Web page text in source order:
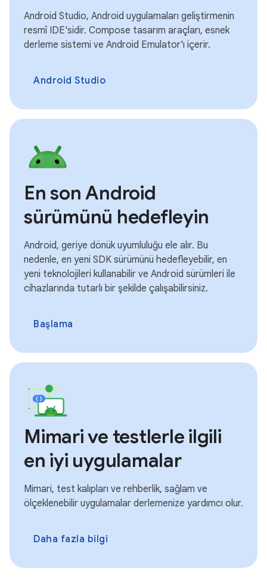
Android Studio, Android uygulamaları geliştirmenin
resmî IDE'sidir. Compose tasarım araçları, esnek
derleme sistemi ve Android Emulator'ı içerir.
Android Studio
En son Android
sürümünü hedefleyin
Android, geriye dönük uyumluluğu ele alır. Bu
nedenle, en yeni SDK sürümünü hedefleyebilir, en
yeni teknolojileri kullanabilir ve Android sürümleri ile
cihazlarında tutarlı bir şekilde çalışabilirsiniz.
Başlama
Mimari ve testlerle ilgili
en iyi uygulamalar
Mimari, test kalıpları ve rehberlik, sağlam ve
ölçeklenebilir uygulamalar derlemenize yardımcı olur.
Daha fazla bilgi